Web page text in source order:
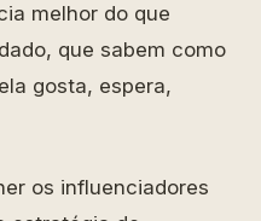
melhor do que
que sabem como
gosta, espera,
os influenciadores